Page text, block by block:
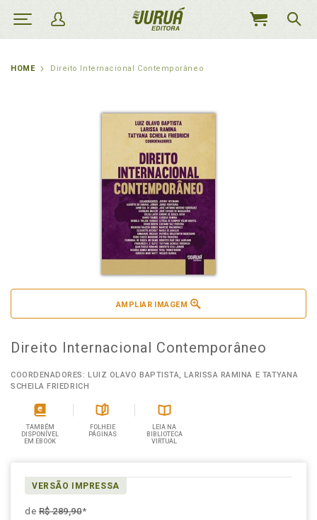
MEU
HOME Direito Internacional Contemporâneo
AMPLIAR IMAGEM
Direito Internacional Contemporâneo
COORDENADORES: LUIZ OLAVO BAPTISTA, LARISSA RAMINA E TATYANA
SCHEILA FRIEDRICH
TAMBÉM
DISPONÍVEL
EM EBOOK
FOLHEIE
PÁGINAS
LEIA NA
BIBLIOTECA
VIRTUAL
VERSÃO IMPRESSA
deR$ 289,90*